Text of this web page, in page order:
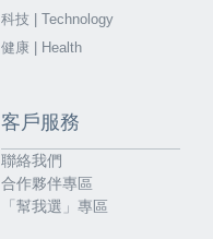
科技 | Technology
健康 | Health
客戶服務
聯絡我們
合作夥伴專區
「幫我選」專區